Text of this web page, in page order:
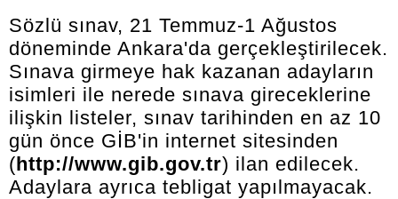
Sözlü sınav, 21 Temmuz-1 Ağustos
döneminde Ankara'da gerçekleştirilecek.
Sınava girmeye hak kazanan adayların
isimleri ile nerede sınava gireceklerine
ilişkin listeler, sınav tarihinden en az 10
gün önce GİB'in internet sitesinden
(http://www.gib.gov.tr) ilan edilecek.
Adaylara ayrıca tebligat yapılmayacak.